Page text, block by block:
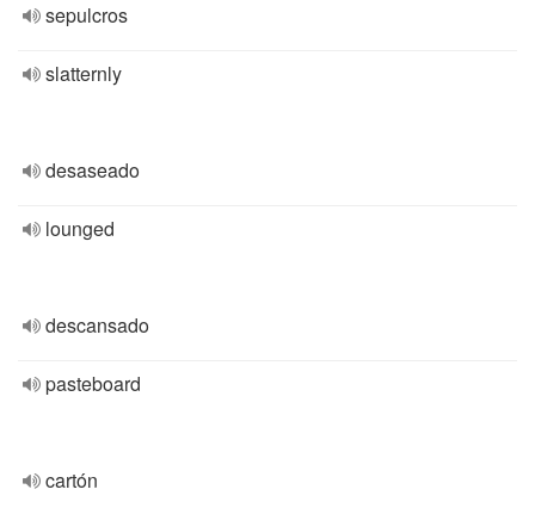
sepulcros
slatternly
desaseado
lounged
descansado
pasteboard
cartón